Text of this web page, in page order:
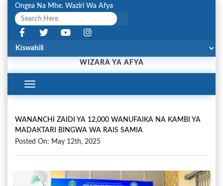
Ongea Na Mhe. Waziri Wa Afya
WIZARA YA AFYA
Toggle
Navigation
WANANCHI ZAIDI YA 12,000 WANUFAIKA NA KAMBI YA
MADAKTARI BINGWA WA RAIS SAMIA
Posted On: May 12th, 2025